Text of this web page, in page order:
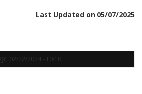
Last Updated on 05/07/2025
गुरु, 02/22/2024 - 10:10